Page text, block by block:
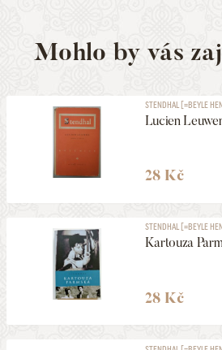
Mohlo by vás
STENDHAL [=BEYLE
Lucien
28 Kč
STENDHAL [=BEYLE
Kartouza
28 Kč